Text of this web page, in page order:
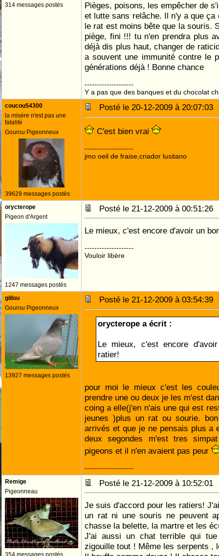
314 messages postés
Pièges, poisons, les empêcher de
et lutte sans relâche. Il n'y a que ça
le rat est moins bête que la souris.
piège, fini !!! tu n'en prendra plus
déjà dis plus haut, changer de
a souvent une immunité contre le
générations déjà ! Bonne chance
--------------------
Y a pas que des banques et du chocolat
coucou54300
la misére n'est pas une
fatalité
Gourou Pigeonneux
39629 messages postés
Posté le 20-12-2009 à
C'est bien vrai
--------------------
jmo oeil de fraise,criador lusitano
orycterope
Pigeon d'Argent
1247 messages postés
Posté le 21-12-2009 à
Le mieux, c'est encore d'avoir un
--------------------
Vouloir libère
gillou
Gourou Pigeonneux
13927 messages postés
Posté le 21-12-2009 à
orycterope a écrit :
Le mieux, c'est encore
ratier!
pour moi le mieux c'est les
prendre une ou deux je les m'est
coing a elle(j'en n'ais une qui est
jeunes )plus un rat ou sourie.
arrivés et que je ne pensais plus a
deux segondes m'est tres
pigeons et il n'en avaient pas peur
--------------------
Remige
Pigeonneau
354 messages postés
Posté le 21-12-2009 à
Je suis d'accord pour les ratiers!
un rat ni une souris ne peuvent
chasse la belette, la martre et les
J'ai aussi un chat terrible qui
zigouille tout ! Même les serpents ,